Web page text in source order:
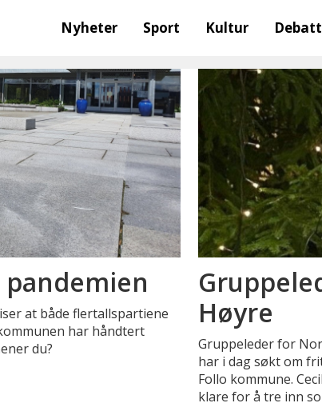
Nyheter Sport Kultur Debatt
at både flertallspartiene
har håndtert
du?
Høyre
Gruppeleder for
har i dag søkt om
Follo kommune.
klare for å tre inn